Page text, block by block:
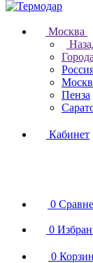
Москва
Города
Пенза
Кабинет
0
0
0